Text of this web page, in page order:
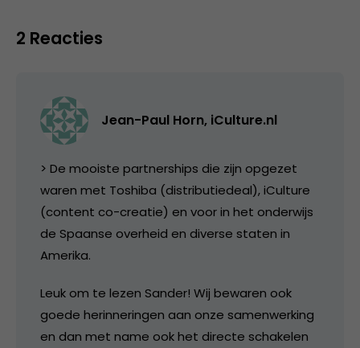
2 Reacties
Jean-Paul Horn, iCulture.nl
> De mooiste partnerships die zijn opgezet
waren met Toshiba (distributiedeal), iCulture
(content co-creatie) en voor in het onderwijs
de Spaanse overheid en diverse staten in
Amerika.
Leuk om te lezen Sander! Wij bewaren ook
goede herinneringen aan onze samenwerking
en dan met name ook het directe schakelen